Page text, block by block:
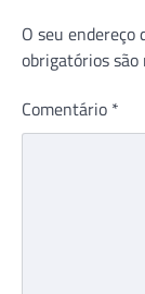
O seu endereço
obrigatórios são
Comentário *